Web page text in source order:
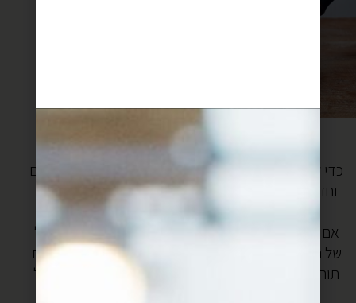
כנאפה במחבת
כדי להגיע למתכון המושלם לכנאפה הלכתי עד סוף העולם
וחזרתי חזרה כדי להבין שיש אלף גרסאות לכנאפה, וככל
אם אצטט לכם את ההודעה שכתב לי מורט, הבעלים של
של חנות הבאקלאווה הכי ותיקה וטובה בגזיאנטפ שבדרום
תורכיה (הוא מתקן אותי “לא הכי ותיקה, הכי ותיקה בין כל